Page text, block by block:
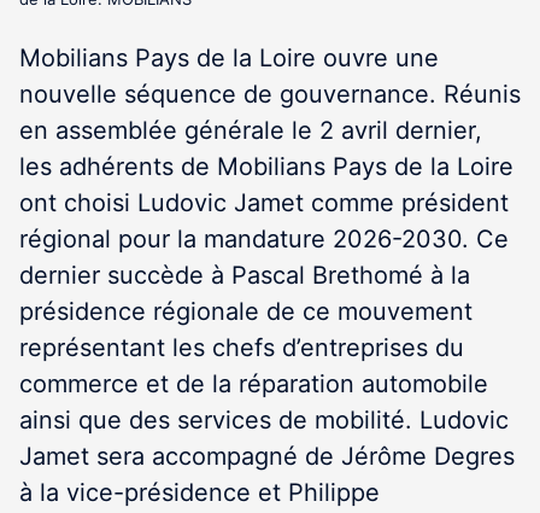
Mobilians Pays de la Loire ouvre une
nouvelle séquence de gouvernance. Réunis
en assemblée générale le 2 avril dernier,
les adhérents de Mobilians Pays de la Loire
ont choisi Ludovic Jamet comme président
régional pour la mandature 2026-2030. Ce
dernier succède à Pascal Brethomé à la
présidence régionale de ce mouvement
représentant les chefs d’entreprises du
commerce et de la réparation automobile
ainsi que des services de mobilité. Ludovic
Jamet sera accompagné de Jérôme Degres
à la vice-présidence et Philippe